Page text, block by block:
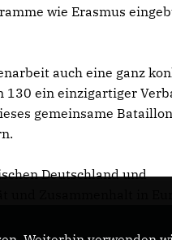
wie Erasmus
auch eine ganz
130 ein einzigartiger
gemeinsame
Deutschland und